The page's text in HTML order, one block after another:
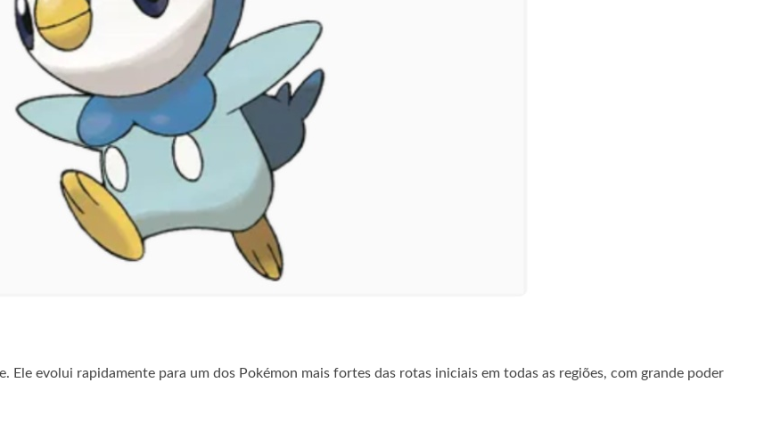
Ele evolui rapidamente para um dos Pokémon mais fortes das rotas iniciais em todas as regiões, com grande poder